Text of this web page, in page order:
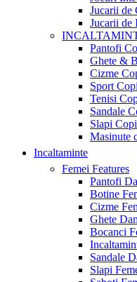
Jucarii de
Jucarii de
Pantofi
Ghete &
Cizme
Sport
Tenisi
Sandale
Slapi
Masinute
Incaltaminte
Femei Features
Pantofi
Botine
Cizme
Ghete
Bocanci
Sandale
Slapi